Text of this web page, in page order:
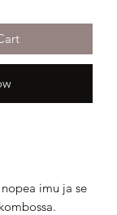
imu ja se